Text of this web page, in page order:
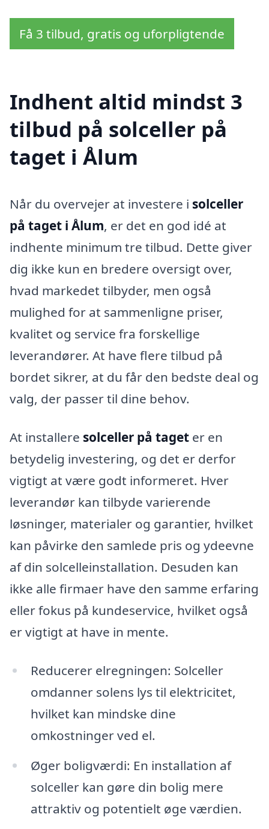
Få 3 tilbud, gratis og uforpligtende
Indhent altid mindst 3
tilbud på solceller på
taget i Ålum
Når du overvejer at investere i solceller
på taget i Ålum, er det en god idé at
indhente minimum tre tilbud. Dette giver
dig ikke kun en bredere oversigt over,
hvad markedet tilbyder, men også
mulighed for at sammenligne priser,
kvalitet og service fra forskellige
leverandører. At have flere tilbud på
bordet sikrer, at du får den bedste deal og
valg, der passer til dine behov.
At installere solceller på taget er en
betydelig investering, og det er derfor
vigtigt at være godt informeret. Hver
leverandør kan tilbyde varierende
løsninger, materialer og garantier, hvilket
kan påvirke den samlede pris og ydeevne
af din solcelleinstallation. Desuden kan
ikke alle firmaer have den samme erfaring
eller fokus på kundeservice, hvilket også
er vigtigt at have in mente.
Reducerer elregningen: Solceller
omdanner solens lys til elektricitet,
hvilket kan mindske dine
omkostninger ved el.
Øger boligværdi: En installation af
solceller kan gøre din bolig mere
attraktiv og potentielt øge værdien.